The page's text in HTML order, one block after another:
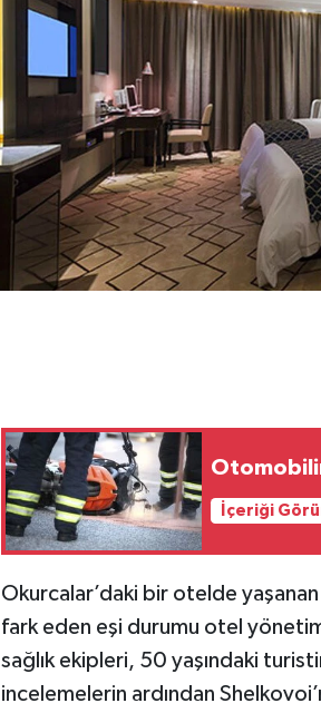
İçeriği
Okurcalar’daki bir otelde
fark eden eşi durumu otel
sağlık ekipleri, 50 yaşındaki
incelemelerin ardından